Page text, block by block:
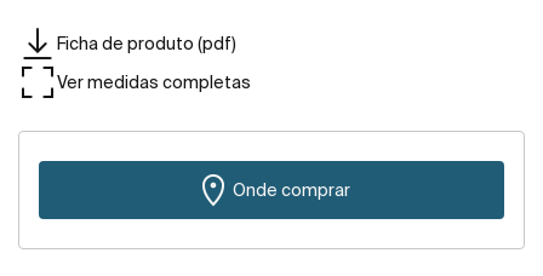
Ficha de produto (pdf)
Ver medidas completas
Onde comprar